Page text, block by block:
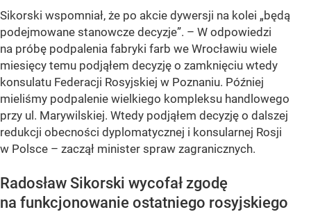
Sikorski wspomniał, że po akcie dywersji na kolei „będą
podejmowane stanowcze decyzje”. – W odpowiedzi
na próbę podpalenia fabryki farb we Wrocławiu wiele
miesięcy temu podjąłem decyzję o zamknięciu wtedy
konsulatu Federacji Rosyjskiej w Poznaniu. Później
mieliśmy podpalenie wielkiego kompleksu handlowego
przy ul. Marywilskiej. Wtedy podjąłem decyzję o dalszej
redukcji obecności dyplomatycznej i konsularnej Rosji
w Polsce – zaczął minister spraw zagranicznych.
Radosław Sikorski wycofał zgodę
na funkcjonowanie ostatniego rosyjskiego